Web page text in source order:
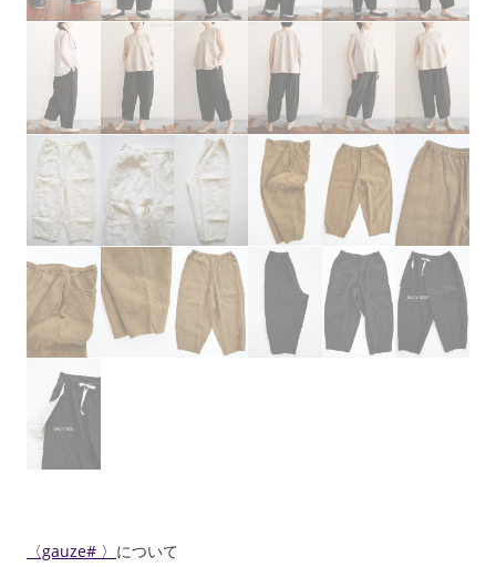
〈gauze# 〉 について